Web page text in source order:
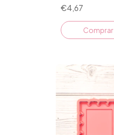
€4,67
Comprar